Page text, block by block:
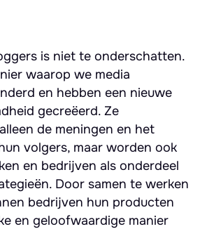
is niet te onderschatten.
waarop we media
en hebben een nieuwe
gecreëerd. Ze
de meningen en het
volgers, maar worden ook
en bedrijven als onderdeel
Door samen te werken
bedrijven hun producten
en geloofwaardige manier